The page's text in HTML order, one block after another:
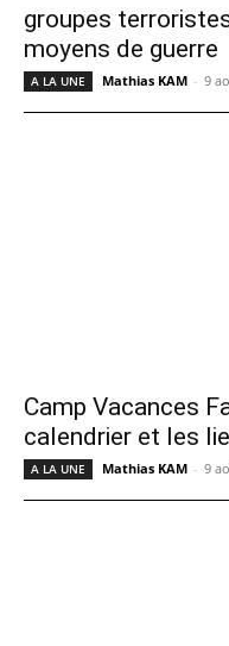
groupes
moyens de guerre
A LA UNE Mathias KAM - 9
Camp Vacances
calendrier et les
A LA UNE Mathias KAM - 9